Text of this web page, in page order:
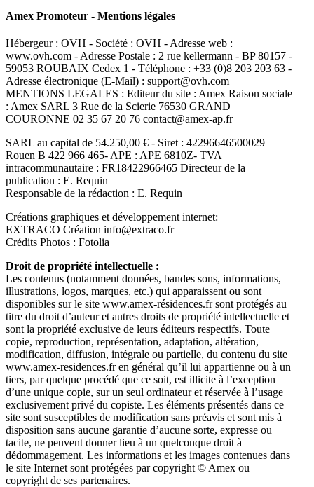
Amex Promoteur - Mentions légales
Hébergeur : OVH - Société : OVH - Adresse web :
www.ovh.com - Adresse Postale : 2 rue kellermann - BP 80157 -
59053 ROUBAIX Cedex 1 - Téléphone : +33 (0)8 203 203 63 -
Adresse électronique (E-Mail) : support@ovh.com
MENTIONS LEGALES : Editeur du site : Amex Raison sociale
: Amex SARL 3 Rue de la Scierie 76530 GRAND
COURONNE 02 35 67 20 76 contact@amex-ap.fr
SARL au capital de 54.250,00 € - Siret : 42296646500029
Rouen B 422 966 465- APE : APE 6810Z- TVA
intracommunautaire : FR18422966465 Directeur de la
publication : E. Requin
Responsable de la rédaction : E. Requin
Créations graphiques et développement internet:
EXTRACO Création info@extraco.fr
Crédits Photos : Fotolia
Droit de propriété intellectuelle :
Les contenus (notamment données, bandes sons, informations,
illustrations, logos, marques, etc.) qui apparaissent ou sont
disponibles sur le site www.amex-résidences.fr sont protégés au
titre du droit d’auteur et autres droits de propriété intellectuelle et
sont la propriété exclusive de leurs éditeurs respectifs. Toute
copie, reproduction, représentation, adaptation, altération,
modification, diffusion, intégrale ou partielle, du contenu du site
www.amex-residences.fr en général qu’il lui appartienne ou à un
tiers, par quelque procédé que ce soit, est illicite à l’exception
d’une unique copie, sur un seul ordinateur et réservée à l’usage
exclusivement privé du copiste. Les éléments présentés dans ce
site sont susceptibles de modification sans préavis et sont mis à
disposition sans aucune garantie d’aucune sorte, expresse ou
tacite, ne peuvent donner lieu à un quelconque droit à
dédommagement. Les informations et les images contenues dans
le site Internet sont protégées par copyright © Amex ou
copyright de ses partenaires.